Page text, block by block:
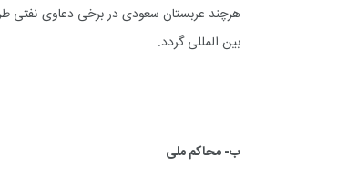
هرچند عربستان سعودی در برخی دعاوی نفتی
بین المللی گردد.
ب- محاکم ملی